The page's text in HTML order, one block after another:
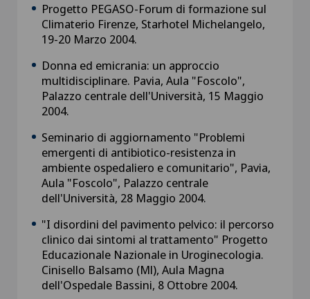
Progetto PEGASO-Forum di formazione sul
Climaterio Firenze, Starhotel Michelangelo,
19-20 Marzo 2004.
Donna ed emicrania: un approccio
multidisciplinare. Pavia, Aula "Foscolo",
Palazzo centrale dell'Università, 15 Maggio
2004.
Seminario di aggiornamento "Problemi
emergenti di antibiotico-resistenza in
ambiente ospedaliero e comunitario", Pavia,
Aula "Foscolo", Palazzo centrale
dell'Università, 28 Maggio 2004.
"I disordini del pavimento pelvico: il percorso
clinico dai sintomi al trattamento" Progetto
Educazionale Nazionale in Uroginecologia.
Cinisello Balsamo (Ml), Aula Magna
dell'Ospedale Bassini, 8 Ottobre 2004.